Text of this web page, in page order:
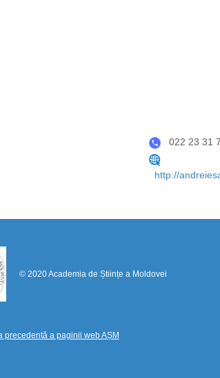
022 23 31
http://
© 2020 Academia de Științe a Moldovei
precedentă a paginii web AȘM